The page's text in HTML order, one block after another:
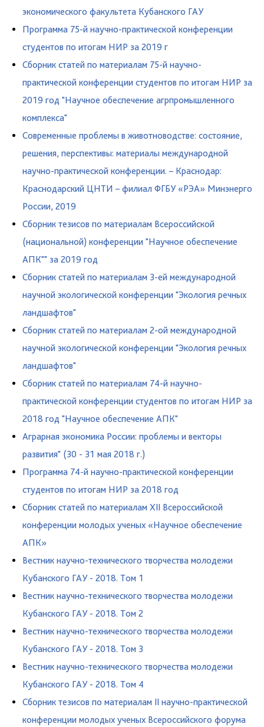
экономического факультета Кубанского ГАУ
Программа 75-й научно-практической конференции
студентов по итогам НИР за 2019 г
Сборник статей по материалам 75-й научно-
практической конференции студентов по итогам НИР за
2019 год "Научное обеспечение агрпромышленного
комплекса"
Современные проблемы в животноводстве: состояние,
решения, перспективы: материалы международной
научно-практической конференции. – Краснодар:
Краснодарский ЦНТИ – филиал ФГБУ «РЭА» Минэнерго
России, 2019
Сборник тезисов по материалам Всероссийской
(национальной) конференции "Научное обеспечение
АПК"" за 2019 год
Сборник статей по материалам 3-ей международной
научной экологической конференции "Экология речных
ландшафтов"
Сборник статей по материалам 2-ой международной
научной экологической конференции "Экология речных
ландшафтов"
Сборник статей по материалам 74-й научно-
практической конференции студентов по итогам НИР за
2018 год "Научное обеспечение АПК"
Аграрная экономика России: проблемы и векторы
развития" (30 - 31 мая 2018 г.)
Программа 74-й научно-практической конференции
студентов по итогам НИР за 2018 год
Cборник статей по материалам XII Всероссийской
конференции молодых ученых «Научное обеспечение
АПК»
Вестник научно-технического творчества молодежи
Кубанского ГАУ - 2018. Том 1
Вестник научно-технического творчества молодежи
Кубанского ГАУ - 2018. Том 2
Вестник научно-технического творчества молодежи
Кубанского ГАУ - 2018. Том 3
Вестник научно-технического творчества молодежи
Кубанского ГАУ - 2018. Том 4
Сборник тезисов по материалам II научно-практической
конференции молодых ученых Всероссийского форума